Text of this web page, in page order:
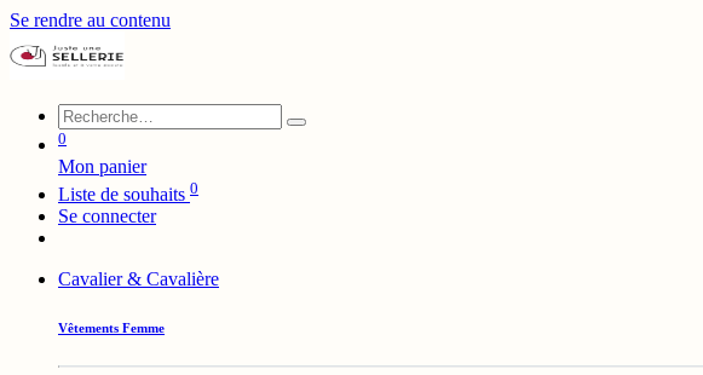
Se rendre au contenu
0
Mon panier
Liste de souhaits 0
Se connecter
Cavalier & Cavalière
Vêtements Femme